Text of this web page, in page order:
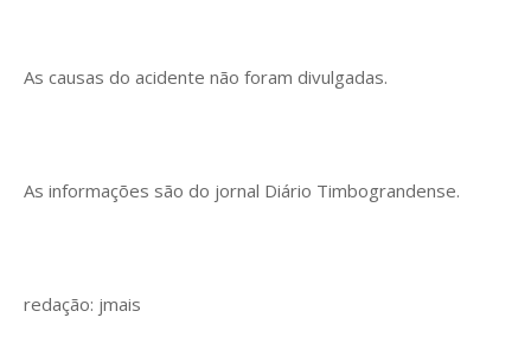
As causas do acidente não foram divulgadas.
As informações são do jornal Diário Timbograndense.
redação: jmais